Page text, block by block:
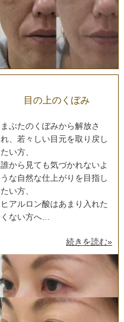
目の上のくぼみ
まぶたのくぼみから解放さ
れ、若々しい目元を取り戻し
たい方、
誰から見ても気づかれないよ
うな自然な仕上がりを目指し
たい方、
ヒアルロン酸はあまり入れた
くない方へ…
続きを読む»